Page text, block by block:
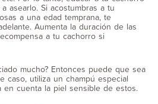
asearlo. Si acostumbras a tu
a una edad temprana, te
Aumenta la duración de las
a tu cachorro si
mucho? Entonces puede que sea
caso, utiliza un champú especial
en cuenta la piel sensible de estos.